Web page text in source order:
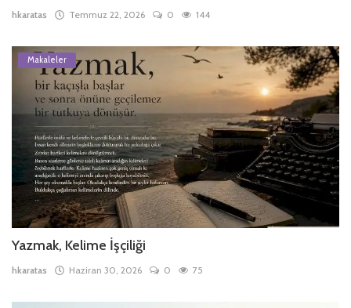
hkaratas Temmuz 22, 2026 0 144
Makaleler
Yazmak, Kelime İşçiliği
hkaratas Haziran 30, 2026 0 75